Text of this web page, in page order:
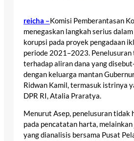
reicha –Komisi Pemberantasan
menegaskan langkah serius
korupsi pada proyek pengadaan
periode 2021–2023.
terhadap aliran dana yang
dengan keluarga mantan
Ridwan Kamil, termasuk istrinya
DPR RI, Atalia Praratya.
Menurut Asep, penelusuran tidak
pada pencatatan harta, melainkan
yang dianalisis bersama Pusat